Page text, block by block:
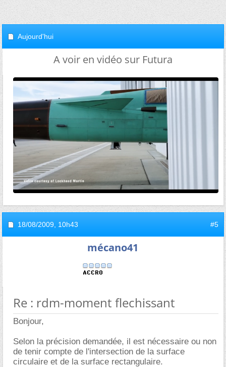
Aujourd'hui
A voir en vidéo sur Futura
18/08/2009, 10h43 #5
mécano41
Re : rdm-moment flechissant
Bonjour,
Selon la précision demandée, il est nécessaire ou non
de tenir compte de l'intersection de la surface
circulaire et de la surface rectangulaire.